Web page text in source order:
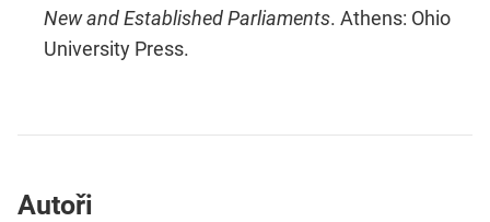
New and Established Parliaments. Athens: Ohio
University Press.
Autoři